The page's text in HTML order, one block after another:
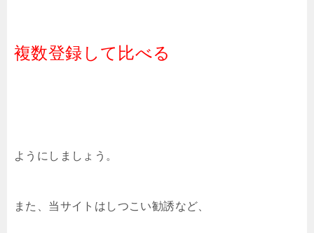
複数登録して比べる
ようにしましょう。
また、当サイトはしつこい勧誘など、